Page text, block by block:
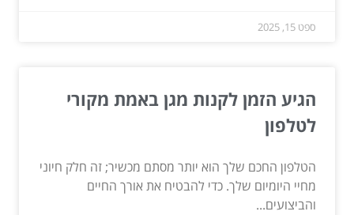
ספט 15, 2025
הגיע הזמן לקנות מגן באמת מקורי
לטלפון
הטלפון החכם שלך הוא יותר מסתם מכשיר; זה חלק חיוני
מחיי היומיום שלך. כדי להבטיח את אורך החיים
והביצועים...